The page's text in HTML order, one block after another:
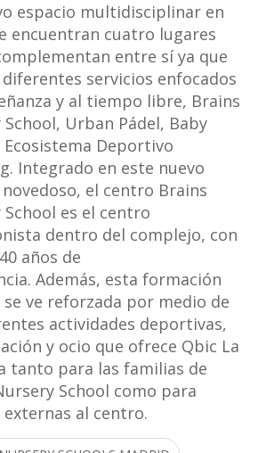
espacio multidisciplinar en
encuentran cuatro lugares
entre sí ya que
servicios enfocados
y al tiempo libre, Brains
Urban Pádel, Baby
Ecosistema Deportivo
Integrado en este nuevo
el centro Brains
School es el centro
dentro del complejo, con
años de
Además, esta formación
ve reforzada por medio de
actividades deportivas,
y ocio que ofrece Qbic La
tanto para las familias de
School como para
al centro.